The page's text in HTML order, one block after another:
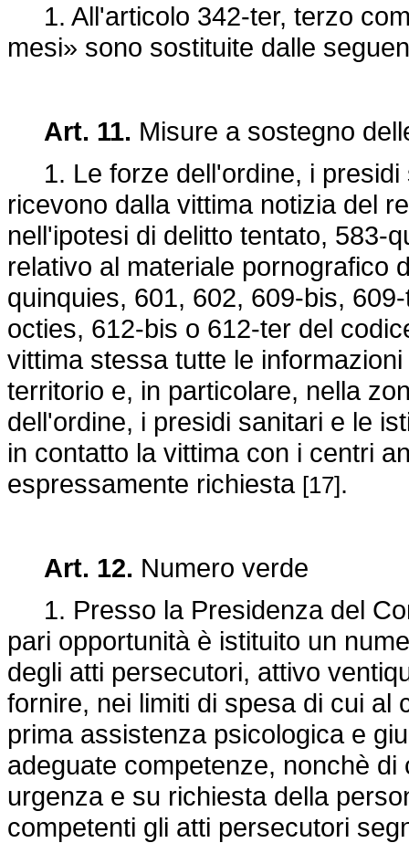
1. All'articolo 342-ter, terzo
mesi» sono sostituite dalle
Art. 11. Misure a sostegno
1. Le forze dell'ordine, i presidi
ricevono dalla vittima notizia del
nell'ipotesi di delitto tentato, 583-
relativo al materiale pornografico
quinquies, 601, 602, 609-bis,
octies, 612-bis o 612-ter del
vittima stessa tutte le
territorio e, in particolare, nella
dell'ordine, i presidi sanitari e le
in contatto la vittima con i centri
espressamente richiesta [17].
Art. 12. Numero verde
1. Presso la Presidenza del
pari opportunità è istituito un
degli atti persecutori, attivo
fornire, nei limiti di spesa di cui al
prima assistenza psicologica e
adeguate competenze, nonchè
urgenza e su richiesta della
competenti gli atti persecutori